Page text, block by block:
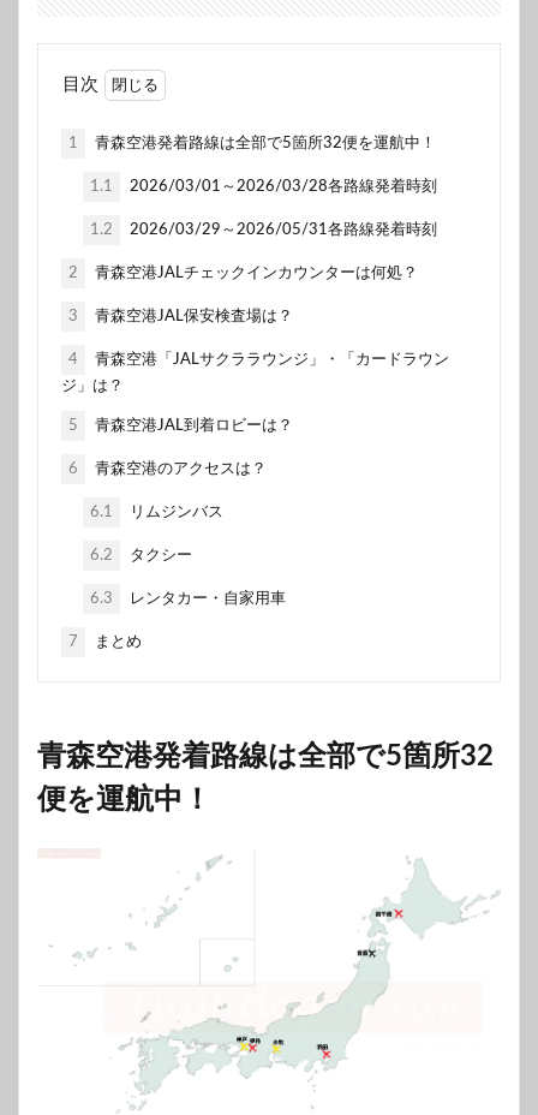
目次
1 青森空港発着路線は全部で5箇所32便を運航中！
1.1 2026/03/01～2026/03/28各路線発着時刻
1.2 2026/03/29～2026/05/31各路線発着時刻
2 青森空港JALチェックインカウンターは何処？
3 青森空港JAL保安検査場は？
4
青森空港「JALサクララウンジ」・「カードラウン
ジ」は？
5 青森空港JAL到着ロビーは？
6 青森空港のアクセスは？
6.1 リムジンバス
6.2 タクシー
6.3 レンタカー・自家用車
7 まとめ
青森空港発着路線は全部で5箇所32
便を運航中！